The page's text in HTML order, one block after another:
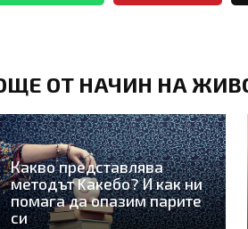
ОТ НАЧИН НА
Какво представлява
методът Kaкебо? И как ни
помага да опазим парите
си